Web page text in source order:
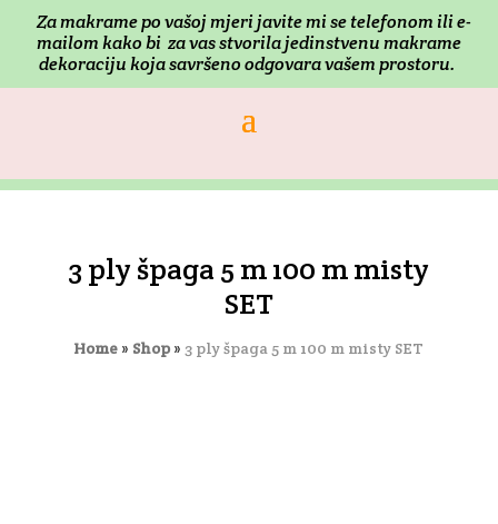
Za makrame po vašoj mjeri javite mi se telefonom ili e-
mailom kako bi za vas stvorila jedinstvenu makrame
dekoraciju koja savršeno odgovara vašem prostoru.
3 ply špaga 5 m 100 m misty
SET
Home » Shop » 3 ply špaga 5 m 100 m misty SET